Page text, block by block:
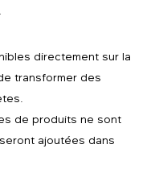
directement sur la
transformer des
de produits ne sont
ajoutées dans